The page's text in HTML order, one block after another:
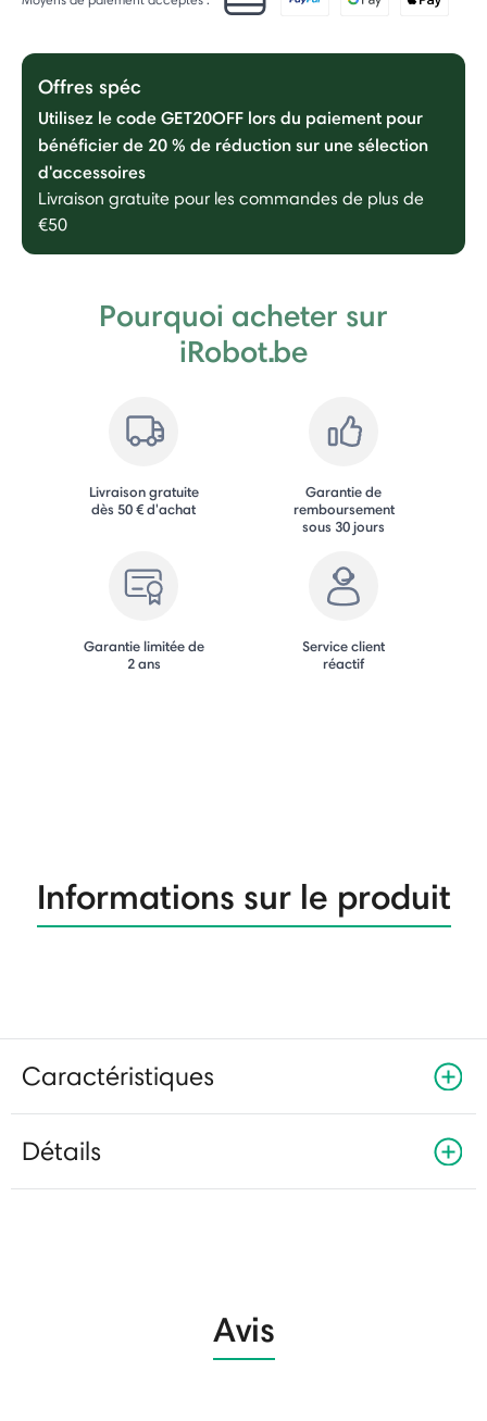
Offres spéc
Utilisez le code GET20OFF lors du paiement pour
bénéficier de 20 % de réduction sur une sélection
d'accessoires
Livraison gratuite pour les commandes de plus de
€50
Pourquoi acheter sur
iRobot.be
Livraison gratuite
dès 50 € d'achat
Garantie de
remboursement
sous 30 jours
Garantie limitée de
2 ans
Service client
réactif
Informations sur le produit
Caractéristiques
Détails
Avis